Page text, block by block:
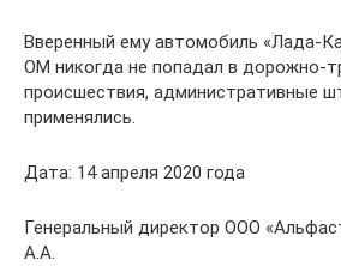
Вверенный ему автомобиль «Лада-
ОМ никогда не попадал в дорожно-
происшествия, административные
применялись.
Дата: 14 апреля 2020 года
Генеральный директор ООО
А.А.